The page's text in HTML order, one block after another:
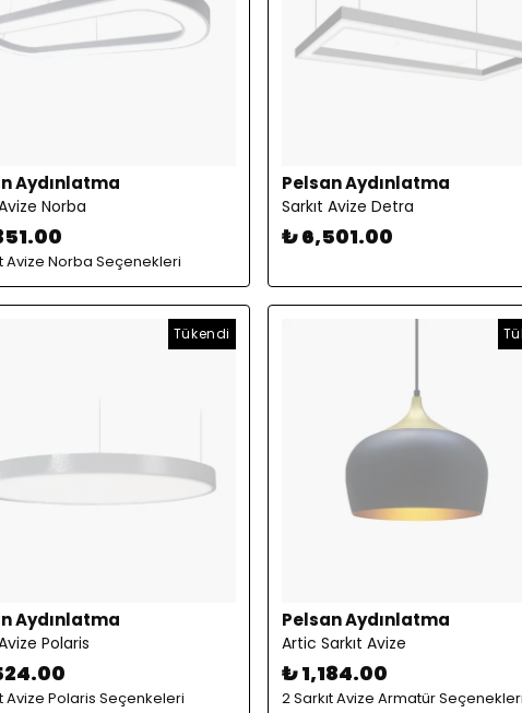
Aydınlatma
Norba
Avize Norba Seçenekleri
Pelsan Aydınlatma
Sarkıt Avize Detra
₺ 6,501.00
Tükendi
Aydınlatma
Polaris
Avize Polaris Seçenkeleri
Pelsan Aydınlatma
Artic Sarkıt Avize
₺ 1,184.00
2 Sarkıt Avize Armatür Seçenekleri